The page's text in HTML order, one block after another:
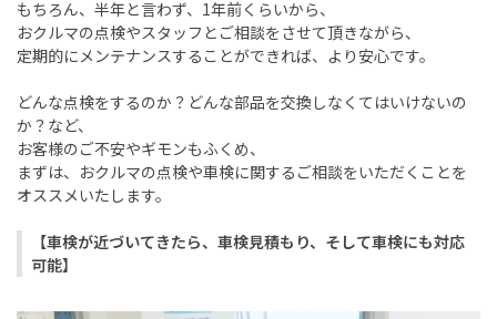
もちろん、半年と言わず、 1年前くらいから、
おクルマの点検やスタッフとご相談をさせて頂きながら、
定期的にメンテナンスすることができれば、より安心です。
どんな点検をするのか？どんな部品を交換しなくてはいけないの
か？など、
お客様のご不安やギモンもふくめ、
まずは、おクルマの点検や車検に関するご相談をいただくことを
オススメいたします。
【車検が近づいてきたら、車検見積もり、そして車検にも対応
可能】